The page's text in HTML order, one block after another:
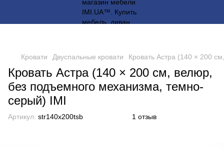
Кровати Двуспальные кровати Кровать Астра (140 × 200
Кровать Астра (140 × 200 см, велюр,
без подъемного механизма, темно-
серый) IMI
Артикул: str140x200tsb 1 отзыв